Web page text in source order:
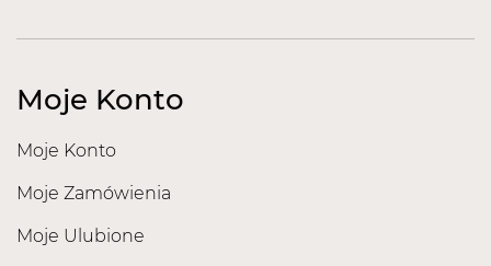
Moje Konto
Moje Konto
Moje Zamówienia
Moje Ulubione